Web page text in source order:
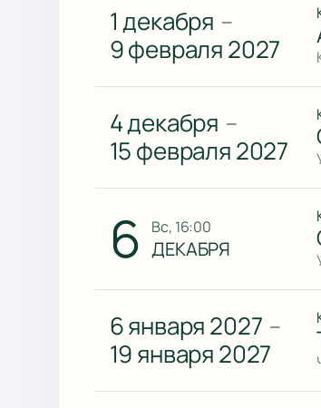
1 декабря —
9 февраля 2027
4 декабря —
15 февраля 2027
6 вс, 16:00
ДЕКАБРЯ
6 января 2027 —
19 января 2027